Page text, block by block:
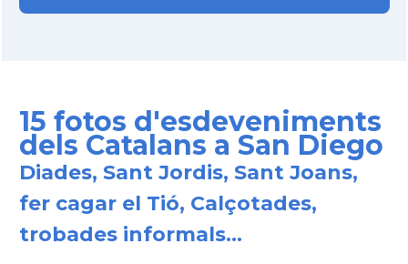
Consolat Consolat general a New York City
Consolat Consolat general a San Francisco
Consolat Consolat general a Washington
15 fotos d'esdeveniments
dels Catalans a San Diego
Diades, Sant Jordis, Sant Joans,
fer cagar el Tió, Calçotades,
trobades informals...